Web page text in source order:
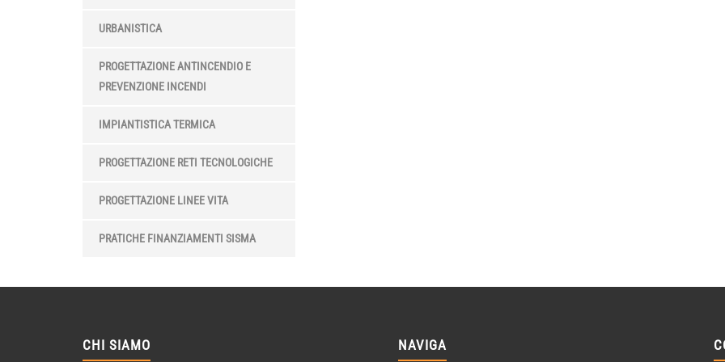
URBANISTICA
PROGETTAZIONE ANTINCENDIO E
PREVENZIONE INCENDI
IMPIANTISTICA TERMICA
PROGETTAZIONE RETI TECNOLOGICHE
PROGETTAZIONE LINEE VITA
PRATICHE FINANZIAMENTI SISMA
CHI SIAMO NAVIGA